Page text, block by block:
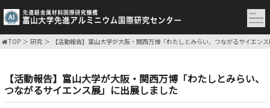
TOP 研究 【活動報告】富山大学が大阪・関西万博「わたしとみらい、つながるサイエン
【活動報告】富山大学が大阪・関西万博「わたしとみらい、
つながるサイエンス展」に出展しました